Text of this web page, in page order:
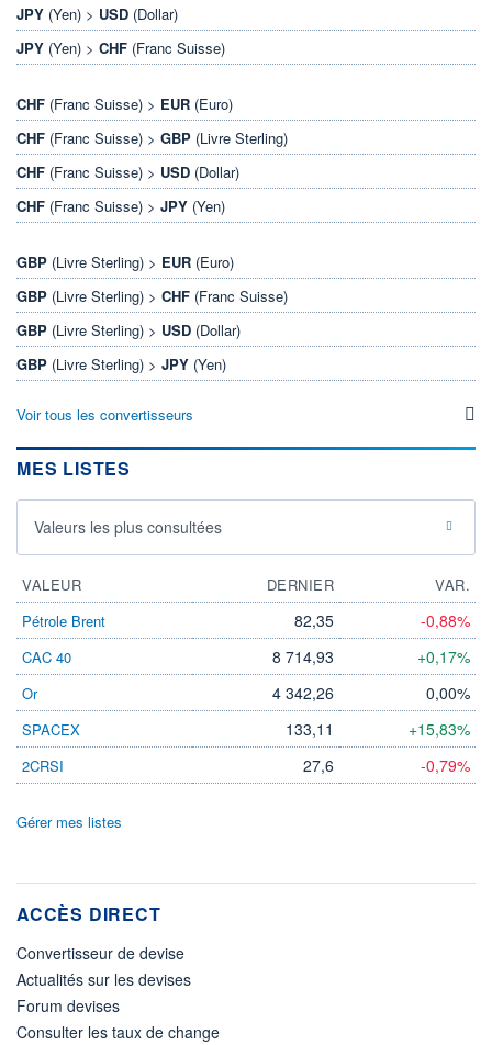
JPY (Yen) > USD (Dollar)
JPY (Yen) > CHF (Franc Suisse)
CHF (Franc Suisse) > EUR (Euro)
CHF (Franc Suisse) > GBP (Livre Sterling)
CHF (Franc Suisse) > USD (Dollar)
CHF (Franc Suisse) > JPY (Yen)
GBP (Livre Sterling) > EUR (Euro)
GBP (Livre Sterling) > CHF (Franc Suisse)
GBP (Livre Sterling) > USD (Dollar)
GBP (Livre Sterling) > JPY (Yen)
Voir tous les convertisseurs
MES LISTES
Valeurs les plus consultées
VALEUR DERNIER
VAR.
Pétrole Brent
82,35 -0,88%
CAC 40 8 714,93 +0,17%
Or 4 342,26 0,00%
SPACEX 133,11 +15,83%
2CRSI 27,6 -0,79%
Gérer mes listes
ACCÈS DIRECT
Convertisseur de devise
Actualités sur les devises
Forum devises
Consulter les taux de change